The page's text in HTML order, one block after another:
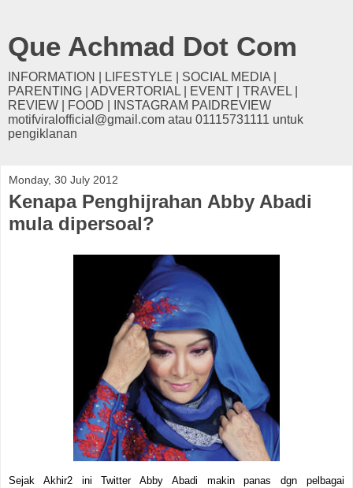
Que Achmad Dot Com
INFORMATION | LIFESTYLE | SOCIAL MEDIA |
PARENTING | ADVERTORIAL | EVENT | TRAVEL |
REVIEW | FOOD | INSTAGRAM PAIDREVIEW
motifviralofficial@gmail.com atau 01115731111 untuk
pengiklanan
Monday, 30 July 2012
Kenapa Penghijrahan Abby Abadi
mula dipersoal?
Sejak Akhir2 ini Twitter Abby Abadi makin panas dgn pelbagai